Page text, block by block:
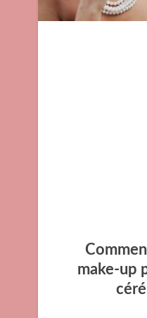
make-up